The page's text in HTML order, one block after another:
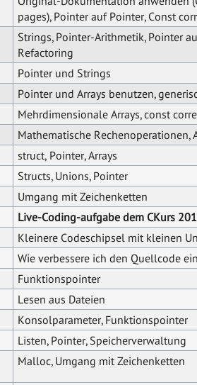
pages), Pointer auf Pointer, Const
Strings, Pointer-Arithmetik, Pointer
Refactoring
Pointer und Strings
Pointer und Arrays benutzen,
Mehrdimensionale Arrays, const
Mathematische Rechenoperationen,
struct, Pointer, Arrays
Structs, Unions, Pointer
Umgang mit Zeichenketten
Live-Coding-aufgabe dem CKurs
Kleinere Codeschipsel mit kleinen
Wie verbessere ich den Quellcode
Funktionspointer
Lesen aus Dateien
Konsolparameter, Funktionspointer
Listen, Pointer, Speicherverwaltung
Malloc, Umgang mit Zeichenketten